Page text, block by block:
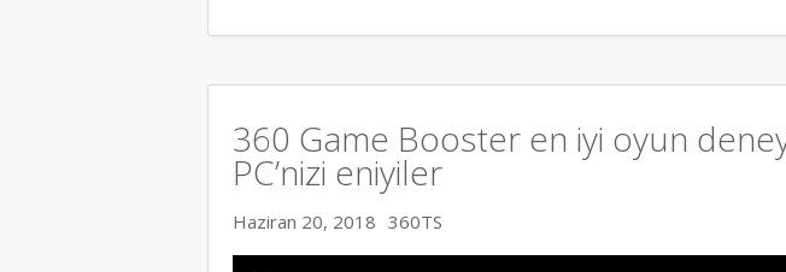
360 Game Booster en iyi oyun
PC’nizi eniyiler
Haziran 20, 2018 360TS